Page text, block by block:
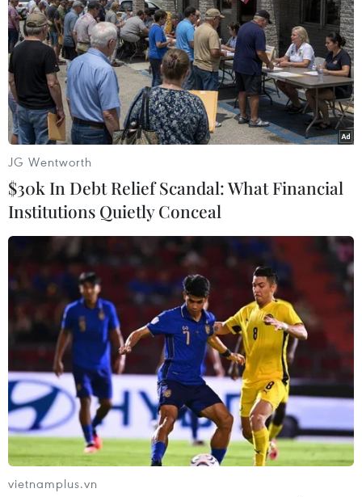
Một vụ cháy lớn đã xảy ra tại dãy khu nhà xưởng ở Tân
Triều (huyện Thanh Trì, thành phố Hà Nội). Hiện, lực
lượng chức năng vẫn đang tiến hành công tác chữa
cháy.
JG Wentworth
$30k In Debt Relief Scandal: What Financial
Institutions Quietly Conceal
vietnamplus.vn